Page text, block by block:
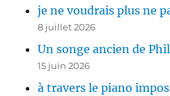
je ne voudrais plus ne
8 juillet 2026
Un songe ancien de
15 juin 2026
à travers le piano